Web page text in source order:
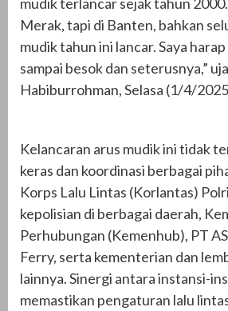
Merak, tapi di Banten, bahkan
mudik tahun ini lancar. Saya
sampai besok dan seterusnya,”
Habiburrohman, Selasa (1/4/
Kelancaran arus mudik ini tidak
keras dan koordinasi berbagai
Korps Lalu Lintas (Korlantas)
kepolisian di berbagai daerah,
Perhubungan (Kemenhub), PT
Ferry, serta kementerian dan
lainnya. Sinergi antara instansi-
memastikan pengaturan lalu